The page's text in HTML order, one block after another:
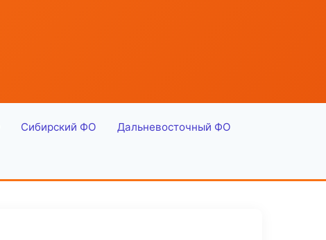
Сибирский ФО Дальневосточный ФО